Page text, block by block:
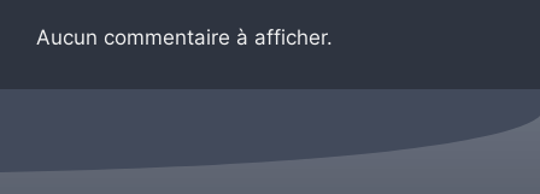
Aucun commentaire à afficher.